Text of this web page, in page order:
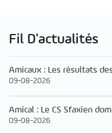
Fil D'actualités
Amicaux : Les résultats
09-08-2026
Amical : Le CS Sfaxien
09-08-2026